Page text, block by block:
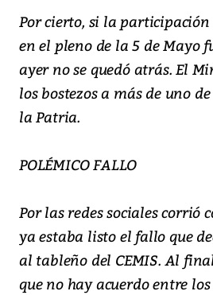
Por cierto, si la
en el pleno de la 5 de Mayo
ayer no se quedó atrás. El
los bostezos a más de uno
la Patria.
POLÉMICO FALLO
Por las redes sociales corrió
ya estaba listo el fallo que
al tableño del CEMIS. Al
que no hay acuerdo entre